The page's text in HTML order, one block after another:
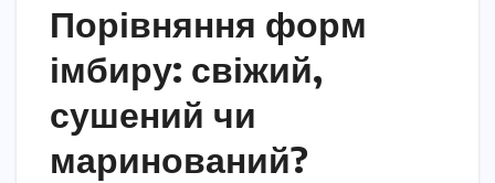
Порівняння форм
імбиру: свіжий,
сушений чи
маринований?